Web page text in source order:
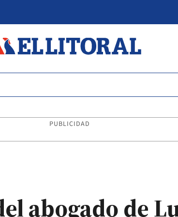
PUBLICIDAD
abogado de